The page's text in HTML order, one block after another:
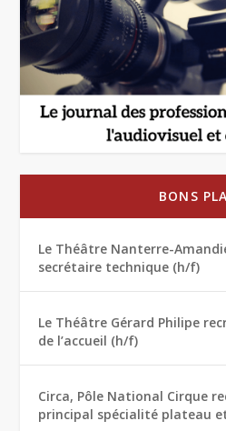
BONS
Le Théâtre Nanterre-
secrétaire technique (h/f)
Le Théâtre Gérard Philipe
de l’accueil (h/f)
Circa, Pôle National Cirque
principal spécialité plateau